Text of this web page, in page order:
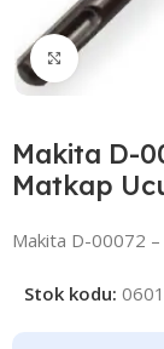
Click to
Makita D-
Matkap
Makita D-00072
Stok kodu: